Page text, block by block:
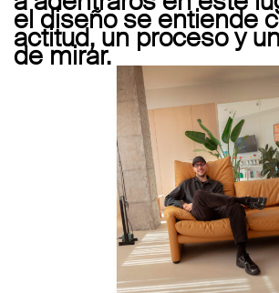
el diseño se entiende
actitud, un proceso y
de mirar.